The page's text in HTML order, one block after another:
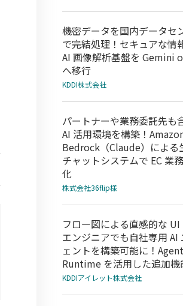
機密データを国内データセ
で完結処理！セキュアな情
AI 画像解析基盤を Gemini
へ移行
KDDI株式会社
パートナーや業務委託先も
AI 活用環境を構築！
Bedrock（Claude）による
チャットシステムで EC 業
化
株式会社36flip様
フロー図による直感的な UI
エンジニアでも自社専用 AI
ェントを構築可能に！Agent
Runtime を活用した追加機
KDDIアイレット株式会社